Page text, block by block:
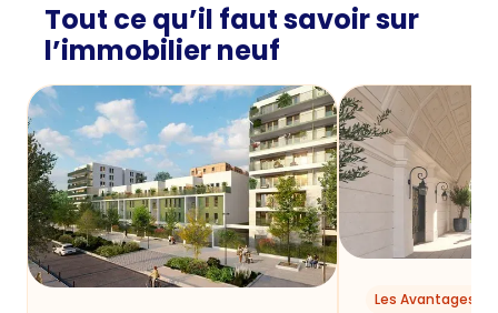
Tout ce qu’il faut savoir sur
l’immobilier neuf
Les Avantages